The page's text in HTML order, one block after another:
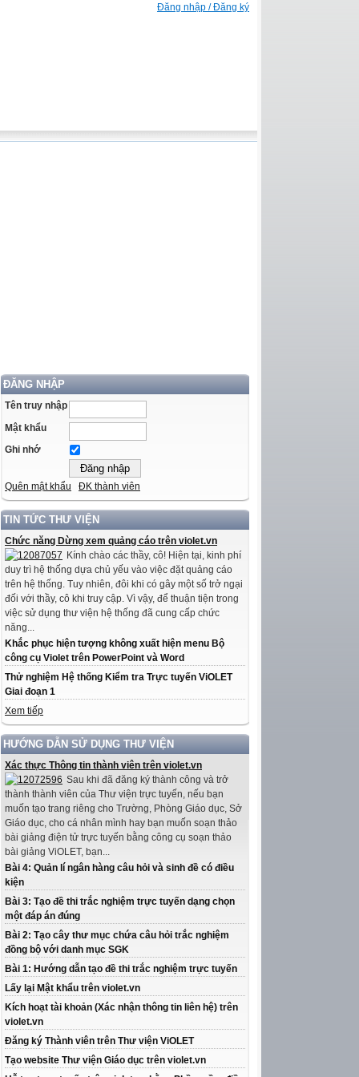
Đăng nhập / Đăng ký
ĐĂNG NHẬP
Tên truy nhập
Mật khẩu
Ghi nhớ
Quên mật khẩu ĐK thành viên
TIN TỨC THƯ VIỆN
Chức năng Dừng xem quảng cáo trên violet.vn
Kính chào các thầy, cô! Hiện tại, kinh phí
duy trì hệ thống dựa chủ yếu vào việc đặt quảng cáo
trên hệ thống. Tuy nhiên, đôi khi có gây một số trở ngại
đối với thầy, cô khi truy cập. Vì vậy, để thuận tiện trong
việc sử dụng thư viện hệ thống đã cung cấp chức
năng...
Khắc phục hiện tượng không xuất hiện menu Bộ
công cụ Violet trên PowerPoint và Word
Thử nghiệm Hệ thống Kiểm tra Trực tuyến ViOLET
Giai đoạn 1
Xem tiếp
HƯỚNG DẪN SỬ DỤNG THƯ VIỆN
Xác thực Thông tin thành viên trên violet.vn
Sau khi đã đăng ký thành công và trở
thành thành viên của Thư viện trực tuyến, nếu bạn
muốn tạo trang riêng cho Trường, Phòng Giáo dục, Sở
Giáo dục, cho cá nhân mình hay bạn muốn soạn thảo
bài giảng điện tử trực tuyến bằng công cụ soạn thảo
bài giảng ViOLET, bạn...
Bài 4: Quản lí ngân hàng câu hỏi và sinh đề có điều
kiện
Bài 3: Tạo đề thi trắc nghiệm trực tuyến dạng chọn
một đáp án đúng
Bài 2: Tạo cây thư mục chứa câu hỏi trắc nghiệm
đồng bộ với danh mục SGK
Bài 1: Hướng dẫn tạo đề thi trắc nghiệm trực tuyến
Lấy lại Mật khẩu trên violet.vn
Kích hoạt tài khoản (Xác nhận thông tin liên hệ) trên
violet.vn
Đăng ký Thành viên trên Thư viện ViOLET
Tạo website Thư viện Giáo dục trên violet.vn